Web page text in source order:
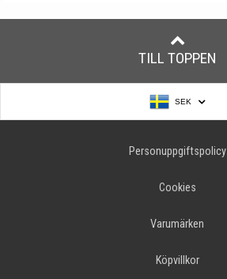
TILL TOPPEN
SEK
Personuppgiftspolicy
Cookies
Varumärken
Köpvillkor